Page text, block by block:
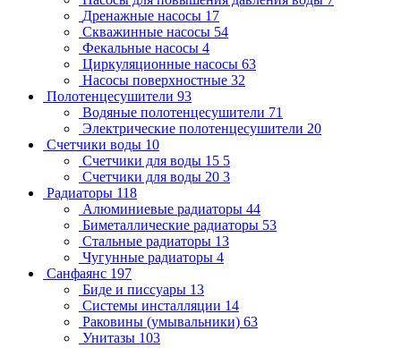
Дренажные насосы 17
Скважинные насосы 54
Фекальные насосы 4
Циркуляционные насосы 63
Насосы поверхностные 32
Полотенцесушители 93
Водяные полотенцесушители 71
Электрические полотенцесушители 20
Счетчики воды 10
Счетчики для воды 15 5
Счетчики для воды 20 3
Радиаторы 118
Алюминиевые радиаторы 44
Биметаллические радиаторы 53
Стальные радиаторы 13
Чугунные радиаторы 4
Санфаянс 197
Биде и писсуары 13
Системы инсталляции 14
Раковины (умывальники) 63
Унитазы 103